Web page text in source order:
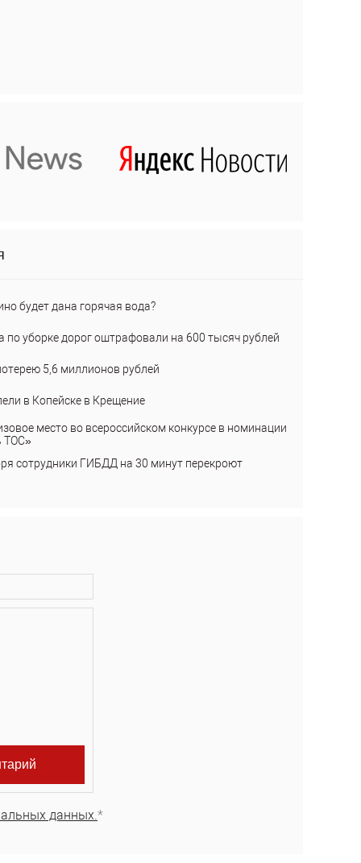
будет дана горячая вода?
по уборке дорог оштрафовали на 600 тысяч рублей
5,6 миллионов рублей
в Копейске в Крещение
место во всероссийском конкурсе в номинации
ТОС»
сотрудники ГИБДД на 30 минут перекроют
данных. *